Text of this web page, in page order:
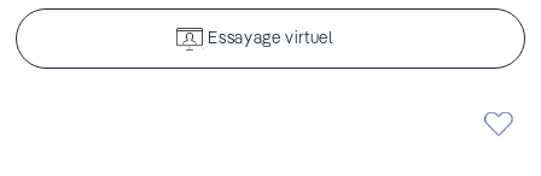
Essayage virtuel